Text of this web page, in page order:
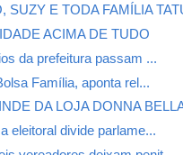
SUZY E TODA FAMÍLIA
ACIMA DE TUDO
da prefeitura passam ...
Família, aponta rel...
DA LOJA DONNA
eleitoral divide parlame...